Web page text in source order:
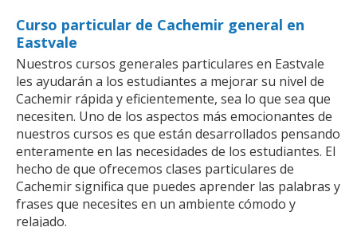
Curso particular de Cachemir general en
Eastvale
Nuestros cursos generales particulares en Eastvale
les ayudarán a los estudiantes a mejorar su nivel de
Cachemir rápida y eficientemente, sea lo que sea que
necesiten. Uno de los aspectos más emocionantes de
nuestros cursos es que están desarrollados pensando
enteramente en las necesidades de los estudiantes. El
hecho de que ofrecemos clases particulares de
Cachemir significa que puedes aprender las palabras y
frases que necesites en un ambiente cómodo y
relajado.